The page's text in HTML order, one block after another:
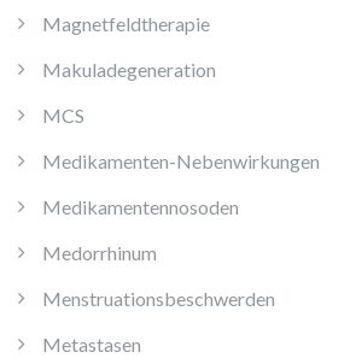
Magnetfeldtherapie
Makuladegeneration
MCS
Medikamenten-Nebenwirkungen
Medikamentennosoden
Medorrhinum
Menstruationsbeschwerden
Metastasen